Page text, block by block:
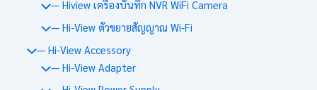
— Hiview เครื่องบันทึก NVR WiFi Camera
— Hi-View ตัวขยายสัญญาณ Wi-Fi
— Hi-View Accessory
— Hi-View Adapter